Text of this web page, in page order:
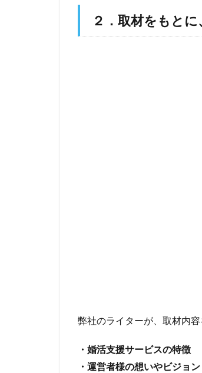
２．取材をもと
弊社のライターが、取材内
・婚活支援サービスの特徴
・運営者様の想いやビジョン